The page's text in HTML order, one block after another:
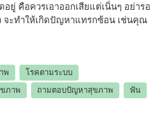
คือควรเอาออกเสียแต่เนิ่นๆ อย่ารอ
จะทำให้เกิดปัญหาแทรกซ้อน เช่นคุณ
พ
โรคตามระบบ
ภาพ ถามตอบปัญหาสุขภาพ ฟัน